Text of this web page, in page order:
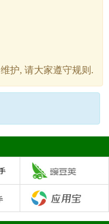
护, 请大家遵守规则.